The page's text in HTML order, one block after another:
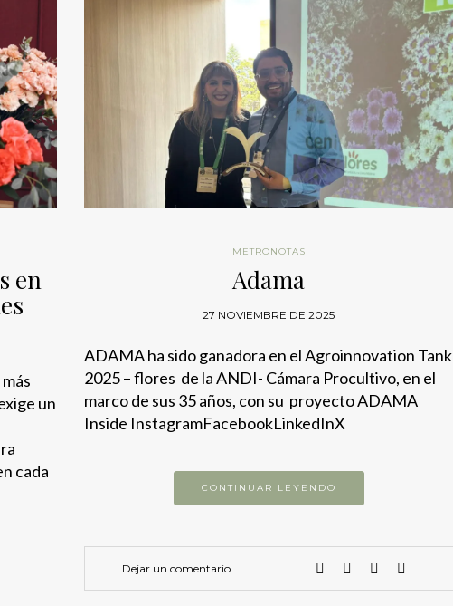
en
un
cada
METRONOTAS
Adama
27 NOVIEMBRE DE 2025
ADAMA ha sido ganadora en el Agroinnovation Tank
2025 – flores de la ANDI- Cámara Procultivo, en el
marco de sus 35 años, con su proyecto ADAMA
Inside InstagramFacebookLinkedInX
CONTINUAR LEYENDO
Dejar un comentario